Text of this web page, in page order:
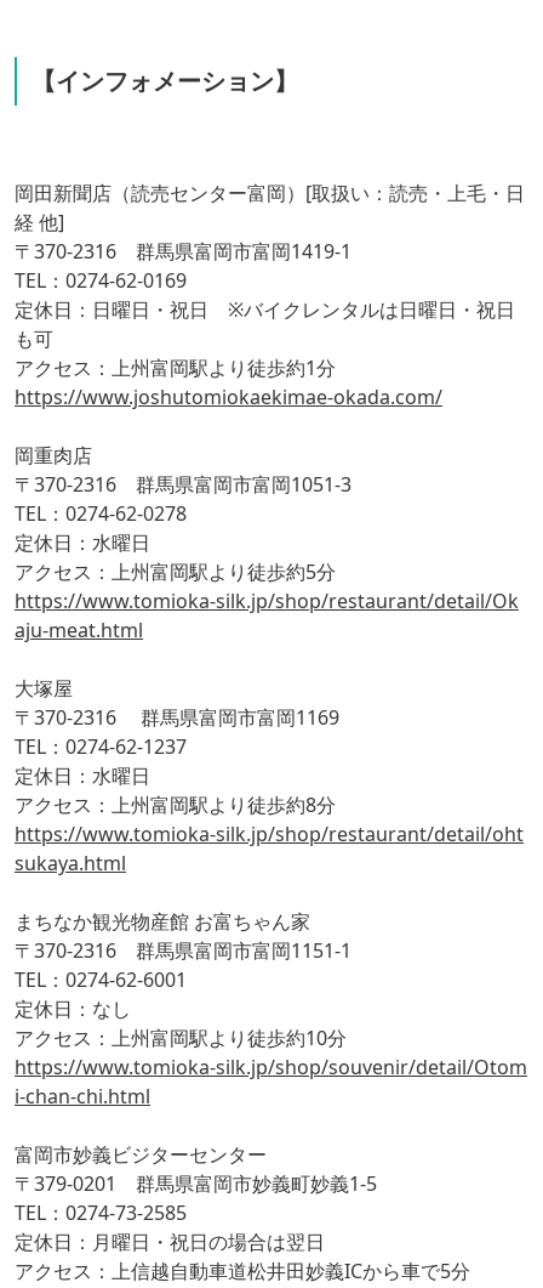
【インフォメーション】
岡田新聞店（読売センター富岡）[取扱い：読売・上毛・日
経 他]
〒370-2316 群馬県富岡市富岡1419-1
TEL：0274-62-0169
定休日：日曜日・祝日 ※バイクレンタルは日曜日・祝日
も可
アクセス：上州富岡駅より徒歩約1分
https://www.joshutomiokaekimae-okada.com/
岡重肉店
〒370-2316 群馬県富岡市富岡1051-3
TEL：0274-62-0278
定休日：水曜日
アクセス：上州富岡駅より徒歩約5分
https://www.tomioka-silk.jp/shop/restaurant/detail/Ok
aju-meat.html
大塚屋
〒370-2316 群馬県富岡市富岡1169
TEL：0274-62-1237
定休日：水曜日
アクセス：上州富岡駅より徒歩約8分
https://www.tomioka-silk.jp/shop/restaurant/detail/oht
sukaya.html
まちなか観光物産館 お富ちゃん家
〒370-2316 群馬県富岡市富岡1151-1
TEL：0274-62-6001
定休日：なし
アクセス：上州富岡駅より徒歩約10分
https://www.tomioka-silk.jp/shop/souvenir/detail/Otom
i-chan-chi.html
富岡市妙義ビジターセンター
〒379-0201 群馬県富岡市妙義町妙義1-5
TEL：0274-73-2585
定休日：月曜日・祝日の場合は翌日
アクセス：上信越自動車道松井田妙義ICから車で5分